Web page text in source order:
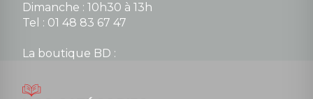
Dimanche : 10h30 à 13h
Tel : 01 48 83 67 47
La boutique BD :
Mardi au samedi : 10h à 13h / 14h à 19h